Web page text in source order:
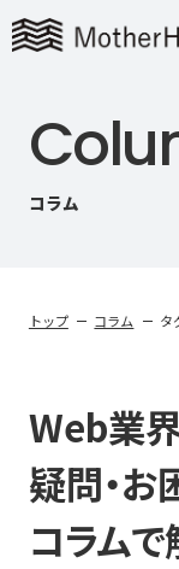
Colu
コラム
トップ コラム タ
Web業
疑問・お
コラム